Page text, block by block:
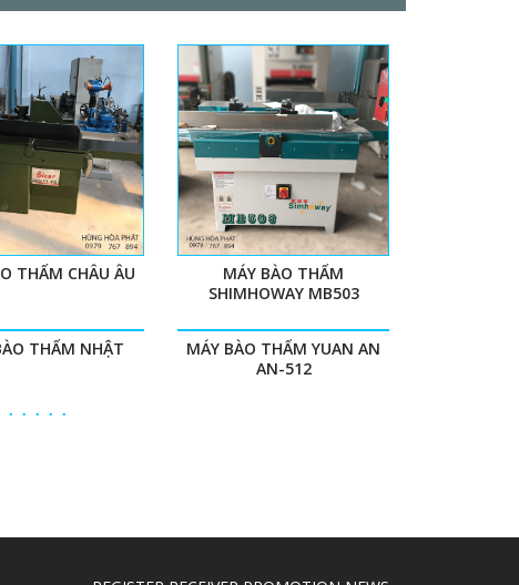
THẨM CHÂU ÂU
MÁY BÀO THẨM
SHIMHOWAY MB503
THẨM NHẬT
MÁY BÀO THẨM YUAN AN
AN-512